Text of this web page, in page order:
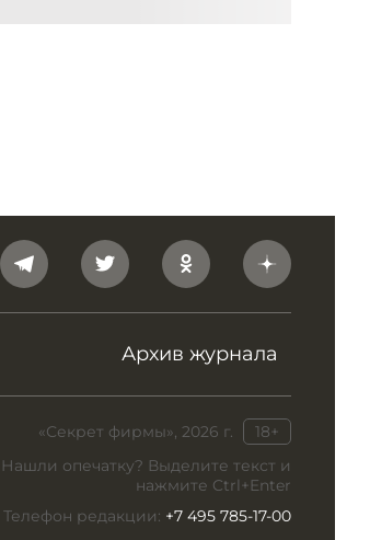
Архив журнала
«Секрет фирмы», 2026 г.
18+
Нашли опечатку? Выделите текст и
нажмите Ctrl+Enter
Телефон редакции: +7 495 785-17-00